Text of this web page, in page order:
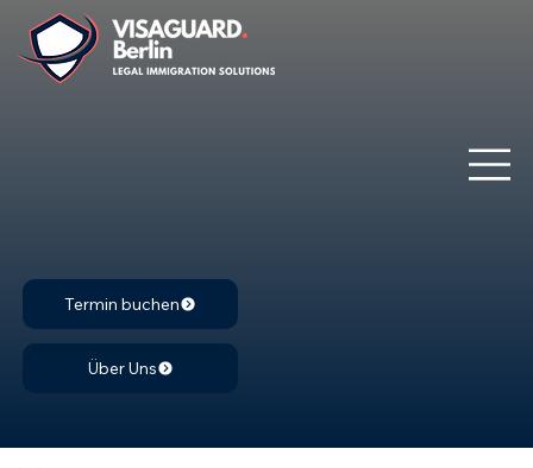
Termin buchen
Über Uns